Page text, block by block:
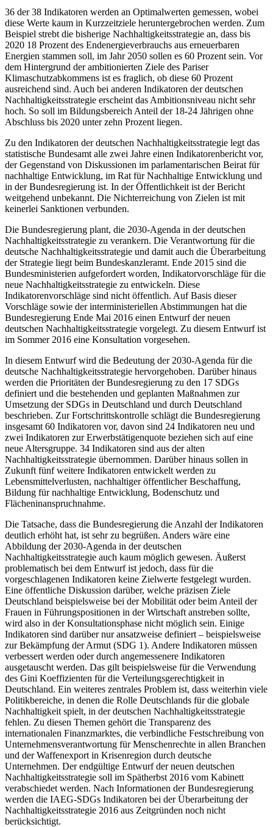
36 der 38 Indikatoren werden an Optimalwerten gemessen, wobei
diese Werte kaum in Kurzzeitziele heruntergebrochen werden. Zum
Beispiel strebt die bisherige Nachhaltigkeitsstrategie an, dass bis
2020 18 Prozent des Endenergieverbrauchs aus erneuerbaren
Energien stammen soll, im Jahr 2050 sollen es 60 Prozent sein. Vor
dem Hintergrund der ambitionierten Ziele des Pariser
Klimaschutzabkommens ist es fraglich, ob diese 60 Prozent
ausreichend sind. Auch bei anderen Indikatoren der deutschen
Nachhaltigkeitsstrategie erscheint das Ambitionsniveau nicht sehr
hoch. So soll im Bildungsbereich Anteil der 18-24 Jährigen ohne
Abschluss bis 2020 unter zehn Prozent liegen.
Zu den Indikatoren der deutschen Nachhaltigkeitsstrategie legt das
statistische Bundesamt alle zwei Jahre einen Indikatorenbericht vor,
der Gegenstand von Diskussionen im parlamentarischen Beirat für
nachhaltige Entwicklung, im Rat für Nachhaltige Entwicklung und
in der Bundesregierung ist. In der Öffentlichkeit ist der Bericht
weitgehend unbekannt. Die Nichterreichung von Zielen ist mit
keinerlei Sanktionen verbunden.
Die Bundesregierung plant, die 2030-Agenda in der deutschen
Nachhaltigkeitsstrategie zu verankern. Die Verantwortung für die
deutsche Nachhaltigkeitsstrategie und damit auch die Überarbeitung
der Strategie liegt beim Bundeskanzleramt. Ende 2015 sind die
Bundesministerien aufgefordert worden, Indikatorvorschläge für die
neue Nachhaltigkeitsstrategie zu entwickeln. Diese
Indikatorenvorschläge sind nicht öffentlich. Auf Basis dieser
Vorschläge sowie der interministeriellen Abstimmungen hat die
Bundesregierung Ende Mai 2016 einen Entwurf der neuen
deutschen Nachhaltigkeitsstrategie vorgelegt. Zu diesem Entwurf ist
im Sommer 2016 eine Konsultation vorgesehen.
In diesem Entwurf wird die Bedeutung der 2030-Agenda für die
deutsche Nachhaltigkeitsstrategie hervorgehoben. Darüber hinaus
werden die Prioritäten der Bundesregierung zu den 17 SDGs
definiert und die bestehenden und geplanten Maßnahmen zur
Umsetzung der SDGs in Deutschland und durch Deutschland
beschrieben. Zur Fortschrittskontrolle schlägt die Bundesregierung
insgesamt 60 Indikatoren vor, davon sind 24 Indikatoren neu und
zwei Indikatoren zur Erwerbstätigenquote beziehen sich auf eine
neue Altersgruppe. 34 Indikatoren sind aus der alten
Nachhaltigkeitsstrategie übernommen. Darüber hinaus sollen in
Zukunft fünf weitere Indikatoren entwickelt werden zu
Lebensmittelverlusten, nachhaltiger öffentlicher Beschaffung,
Bildung für nachhaltige Entwicklung, Bodenschutz und
Flächeninanspruchnahme.
Die Tatsache, dass die Bundesregierung die Anzahl der Indikatoren
deutlich erhöht hat, ist sehr zu begrüßen. Anders wäre eine
Abbildung der 2030-Agenda in der deutschen
Nachhaltigkeitsstrategie auch kaum möglich gewesen. Äußerst
problematisch bei dem Entwurf ist jedoch, dass für die
vorgeschlagenen Indikatoren keine Zielwerte festgelegt wurden.
Eine öffentliche Diskussion darüber, welche präzisen Ziele
Deutschland beispielsweise bei der Mobilität oder beim Anteil der
Frauen in Führungspositionen in der Wirtschaft anstreben sollte,
wird also in der Konsultationsphase nicht möglich sein. Einige
Indikatoren sind darüber nur ansatzweise definiert – beispielsweise
zur Bekämpfung der Armut (SDG 1). Andere Indikatoren müssen
verbessert werden oder durch angemessenere Indikatoren
ausgetauscht werden. Das gilt beispielsweise für die Verwendung
des Gini Koeffizienten für die Verteilungsgerechtigkeit in
Deutschland. Ein weiteres zentrales Problem ist, dass weiterhin viele
Politikbereiche, in denen die Rolle Deutschlands für die globale
Nachhaltigkeit spielt, in der deutschen Nachhaltigkeitsstrategie
fehlen. Zu diesen Themen gehört die Transparenz des
internationalen Finanzmarktes, die verbindliche Festschreibung von
Unternehmensverantwortung für Menschenrechte in allen Branchen
und der Waffenexport in Krisenregion durch deutsche
Unternehmen. Der endgültige Entwurf der neuen deutschen
Nachhaltigkeitsstrategie soll im Spätherbst 2016 vom Kabinett
verabschiedet werden. Nach Informationen der Bundesregierung
werden die IAEG-SDGs Indikatoren bei der Überarbeitung der
Nachhaltigkeitsstrategie 2016 aus Zeitgründen noch nicht
berücksichtigt.